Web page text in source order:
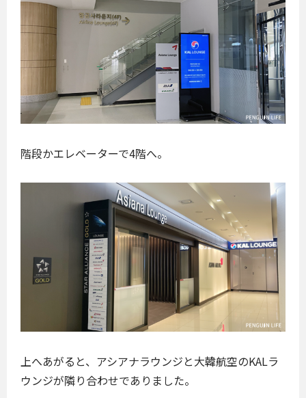
階段かエレベーターで4階へ。
上へあがると、アシアナラウンジと大韓航空のKALラ
ウンジが隣り合わせでありました。